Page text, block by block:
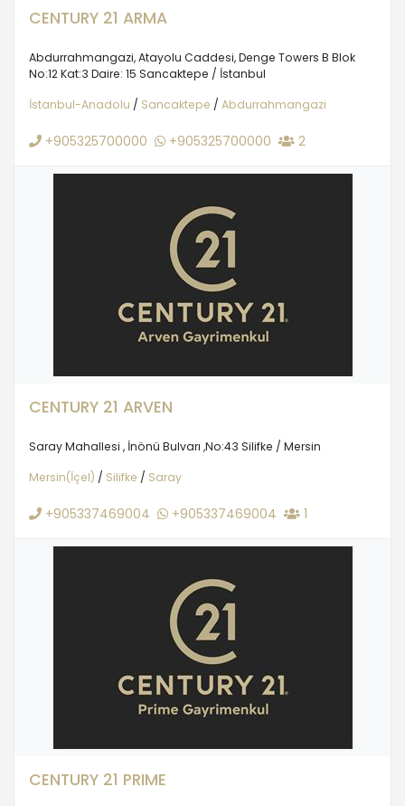
CENTURY 21 ARMA
Abdurrahmangazi, Atayolu Caddesi, Denge Towers B Blok
No:12 Kat:3 Daire: 15 Sancaktepe / İstanbul
İstanbul-Anadolu / Sancaktepe / Abdurrahmangazi
+905325700000 +905325700000 2
CENTURY 21 ARVEN
Saray Mahallesi , İnönü Bulvarı ,No:43 Silifke / Mersin
Mersin(İçel) / Silifke / Saray
+905337469004 +905337469004 1
CENTURY 21 PRIME